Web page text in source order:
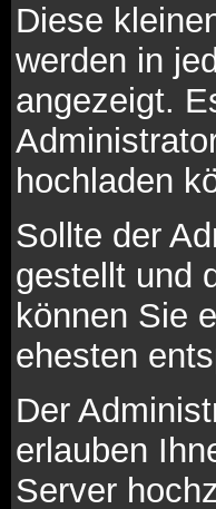
Diese
werden in
angezeigt.
hochladen
Sollte der
gestellt und
können Sie
ehesten
Der
erlauben
Server